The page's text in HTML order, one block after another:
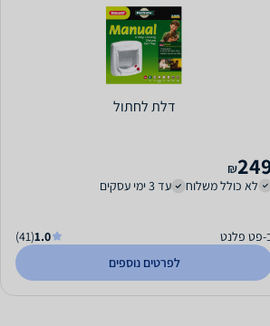
דלת לחתול
₪
לא כולל משלוח
עד 3 ימי עסקים
פט פלנט 1.0
(41)
לפרטים נוספים